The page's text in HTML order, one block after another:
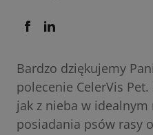
Bardzo dziękujemy
polecenie CelerVis
jak z nieba w
posiadania psów rasy